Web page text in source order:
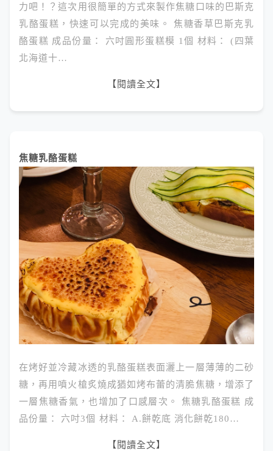
力吧！？這次用很簡單的方式來製作焦糖口味的巴斯克
乳酪蛋糕，快速可以完成的美味。 焦糖香草巴斯克乳
酪蛋糕 成品份量： 六吋圓形蛋糕模 1個 材料： (四葉
北海道十…
【閱讀全文】
焦糖乳酪蛋糕
在烤好並冷藏冰透的乳酪蛋糕表面灑上一層薄薄的二砂
糖，再用噴火槍炙燒成猶如烤布蕾的清脆焦糖，增添了
一層焦糖香氣，也增加了口感層次。 焦糖乳酪蛋糕 成
品份量： 六吋3個 材料： A.餅乾底 消化餅乾180…
【閱讀全文】